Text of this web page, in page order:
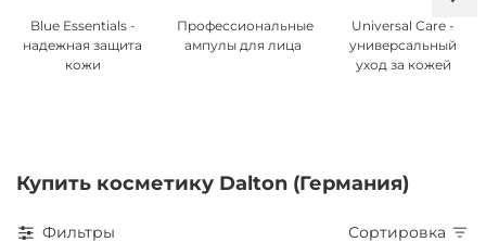
Blue Essentials -
надежная защита
кожи
Профессиональные
ампулы для лица
Universal Care -
универсальный
уход за кожей
Купить косметику Dalton (Германия)
Фильтры Сортировка